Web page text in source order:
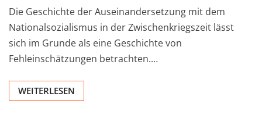
Die Geschichte der Auseinandersetzung mit dem
Nationalsozialismus in der Zwischenkriegszeit lässt
sich im Grunde als eine Geschichte von
Fehleinschätzungen betrachten.…
WEITERLESEN